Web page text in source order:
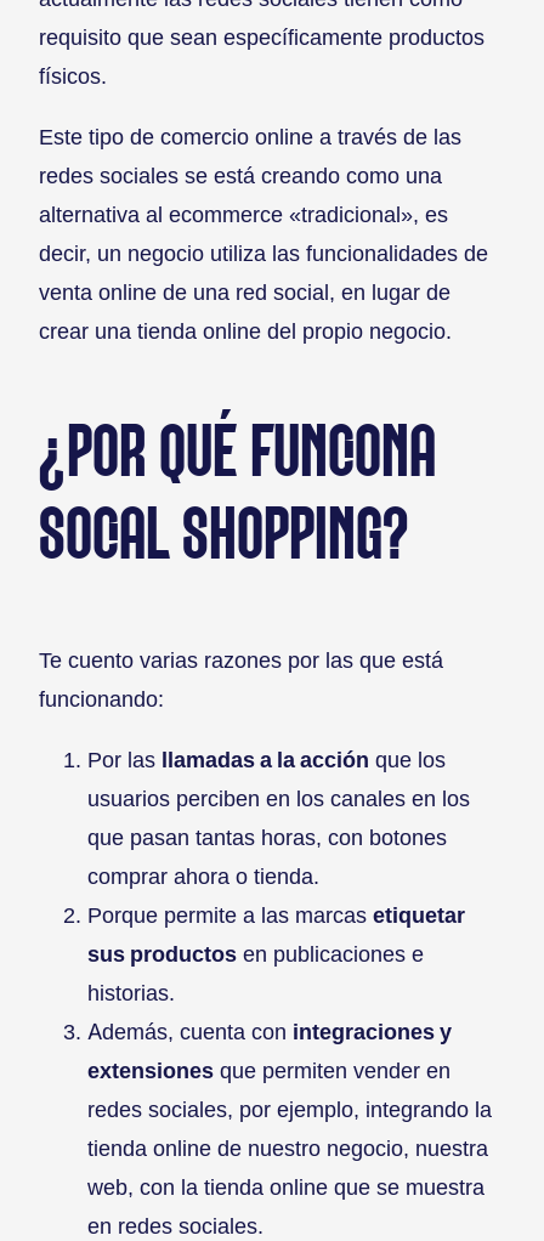
requisito que sean específicamente productos
físicos.
Este tipo de comercio online a través de las
redes sociales se está creando como una
alternativa al ecommerce «tradicional», es
decir, un negocio utiliza las funcionalidades de
venta online de una red social, en lugar de
crear una tienda online del propio negocio.
¿POR QUÉ FUNCIONA
SOCIAL SHOPPING?
Te cuento varias razones por las que está
funcionando:
Por las llamadas a la acción que los
usuarios perciben en los canales en los
que pasan tantas horas, con botones
comprar ahora o tienda.
Porque permite a las marcas etiquetar
sus productos en publicaciones e
historias.
Además, cuenta con integraciones y
extensiones que permiten vender en
redes sociales, por ejemplo, integrando la
tienda online de nuestro negocio, nuestra
web, con la tienda online que se muestra
en redes sociales.